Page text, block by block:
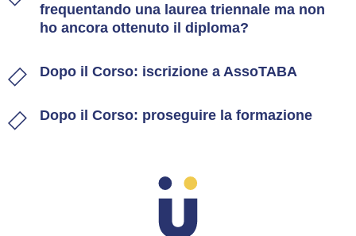
frequentando una laurea triennale ma non
ho ancora ottenuto il diploma?
Dopo il Corso: iscrizione a AssoTABA
Dopo il Corso: proseguire la formazione